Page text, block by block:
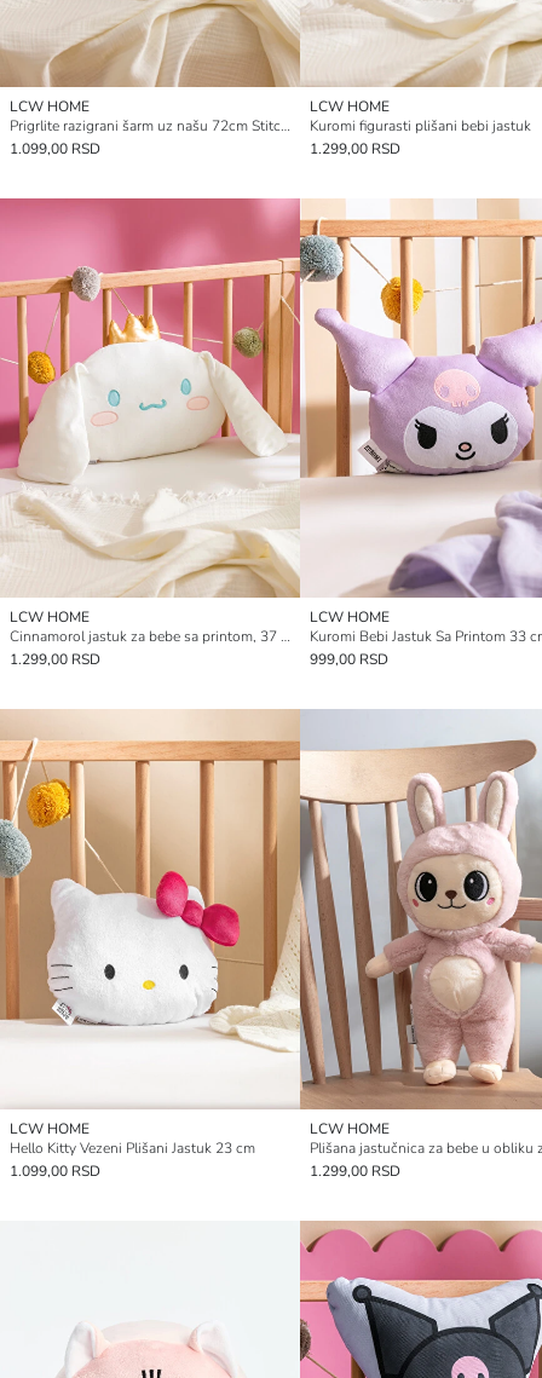
LCW HOME
Prigrlite razigrani šarm uz našu 72cm Stitch plišanu dekorativnu jastučnicu.
1.099,00 RSD
LCW HOME
Kuromi figurasti plišani bebi jastuk
1.299,00 RSD
LCW HOME
Cinnamorol jastuk za bebe sa printom, 37 cm
1.299,00 RSD
LCW HOME
Kuromi Bebi Jastuk Sa Printom 33
999,00 RSD
LCW HOME
Hello Kitty Vezeni Plišani Jastuk 23 cm
1.099,00 RSD
LCW HOME
1.299,00 RSD